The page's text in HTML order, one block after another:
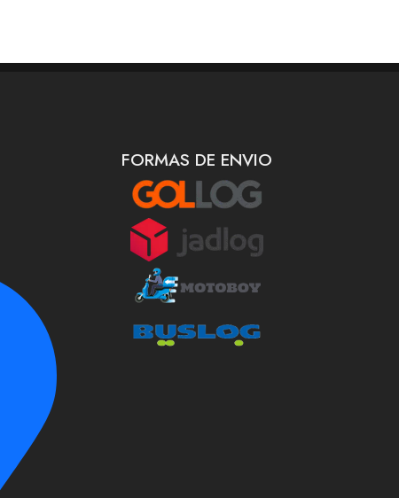
FORMAS DE ENVIO